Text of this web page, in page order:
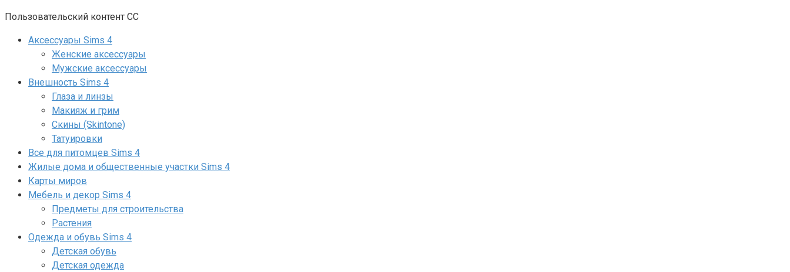
Пользовательский контент СС
Аксессуары Sims 4
Женские аксессуары
Мужские аксессуары
Внешность Sims 4
Глаза и линзы
Макияж и грим
Скины (Skintone)
Татуировки
Все для питомцев Sims 4
Жилые дома и общественные участки Sims 4
Карты миров
Мебель и декор Sims 4
Предметы для строительства
Растения
Одежда и обувь Sims 4
Детская обувь
Детская одежда